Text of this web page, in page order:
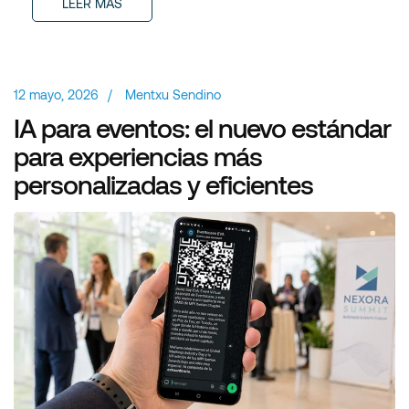
LEER MÁS
12 mayo, 2026 / Mentxu Sendino
IA para eventos: el nuevo estándar
para experiencias más
personalizadas y eficientes